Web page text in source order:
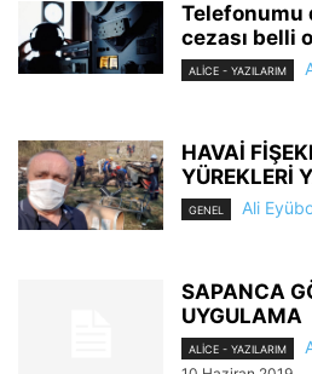
Telefonumu
cezası belli
ALİCE - YAZILARIM
HAVAİ
YÜREKLERİ
GENEL Ali
SAPANCA
UYGULAMA
ALİCE - YAZILARIM